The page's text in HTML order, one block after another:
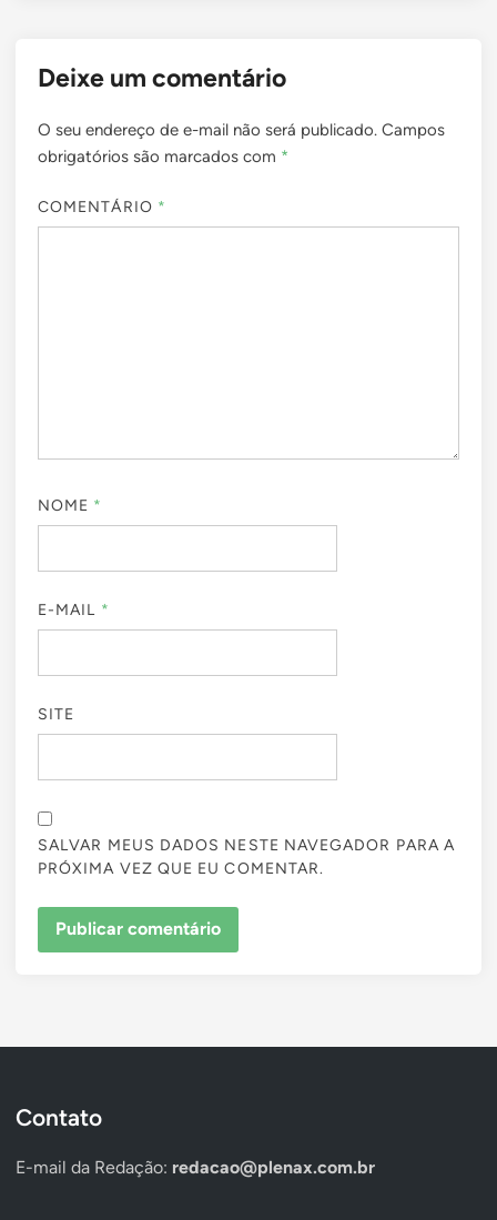
Deixe um comentário
O seu endereço de e-mail não será publicado. Campos
obrigatórios são marcados com *
COMENTÁRIO *
NOME *
E-MAIL *
SITE
SALVAR MEUS DADOS NESTE NAVEGADOR PARA A
PRÓXIMA VEZ QUE EU COMENTAR.
Contato
E-mail da Redação: redacao@plenax.com.br